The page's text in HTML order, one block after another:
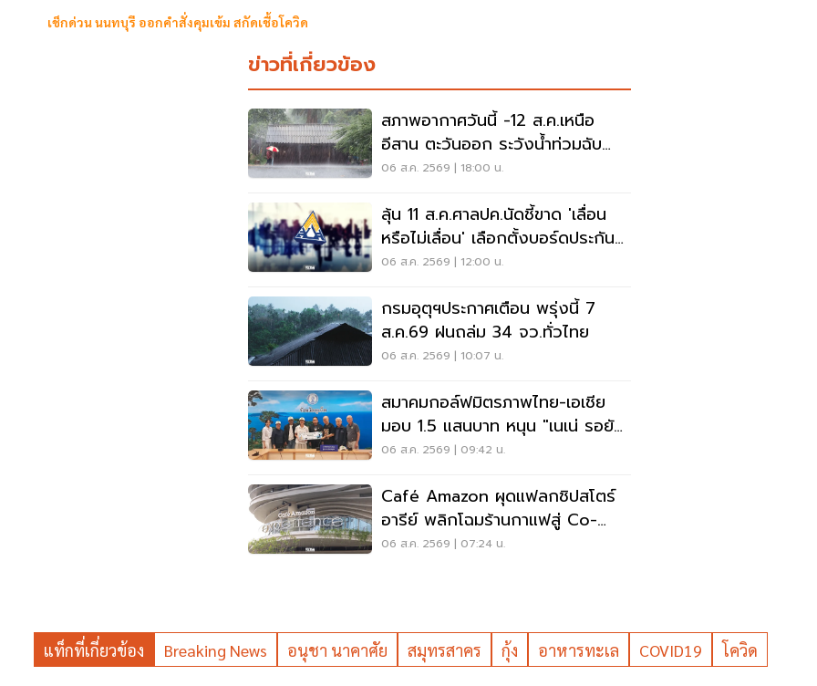
เช็กด่วน นนทบุรี ออกคำสั่งคุมเข้ม สกัดเชื้อโควิด
ข่าวที่เกี่ยวข้อง
สภาพอากาศวันนี้ -12 ส.ค.เหนือ
อีสาน ตะวันออก ระวังน้ำท่วมฉับ
พลัน น้ำป่าไหลหลาก
06 ส.ค. 2569 | 18:00 น.
ลุ้น 11 ส.ค.ศาลปค.นัดชี้ขาด 'เลื่อน
หรือไม่เลื่อน' เลือกตั้งบอร์ดประกัน
สังคม
06 ส.ค. 2569 | 12:00 น.
กรมอุตุฯประกาศเตือน พรุ่งนี้ 7
ส.ค.69 ฝนถล่ม 34 จว.ทั่วไทย
06 ส.ค. 2569 | 10:07 น.
สมาคมกอล์ฟมิตรภาพไทย-เอเชีย
มอบ 1.5 แสนบาท หนุน "เนเน่ รอยัล"
ลุยเวทีที่สหรัฐ
06 ส.ค. 2569 | 09:42 น.
Café Amazon ผุดแฟลกชิปสโตร์
อารีย์ พลิกโฉมร้านกาแฟสู่ Co-
Working Space ครบวงจร
06 ส.ค. 2569 | 07:24 น.
แท็กที่เกี่ยวข้อง Breaking News อนุชา นาคาศัย สมุทรสาคร กุ้ง อาหารทะเล COVID19 โควิด